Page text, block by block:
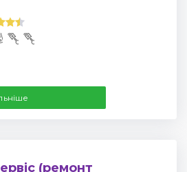
(ремонт